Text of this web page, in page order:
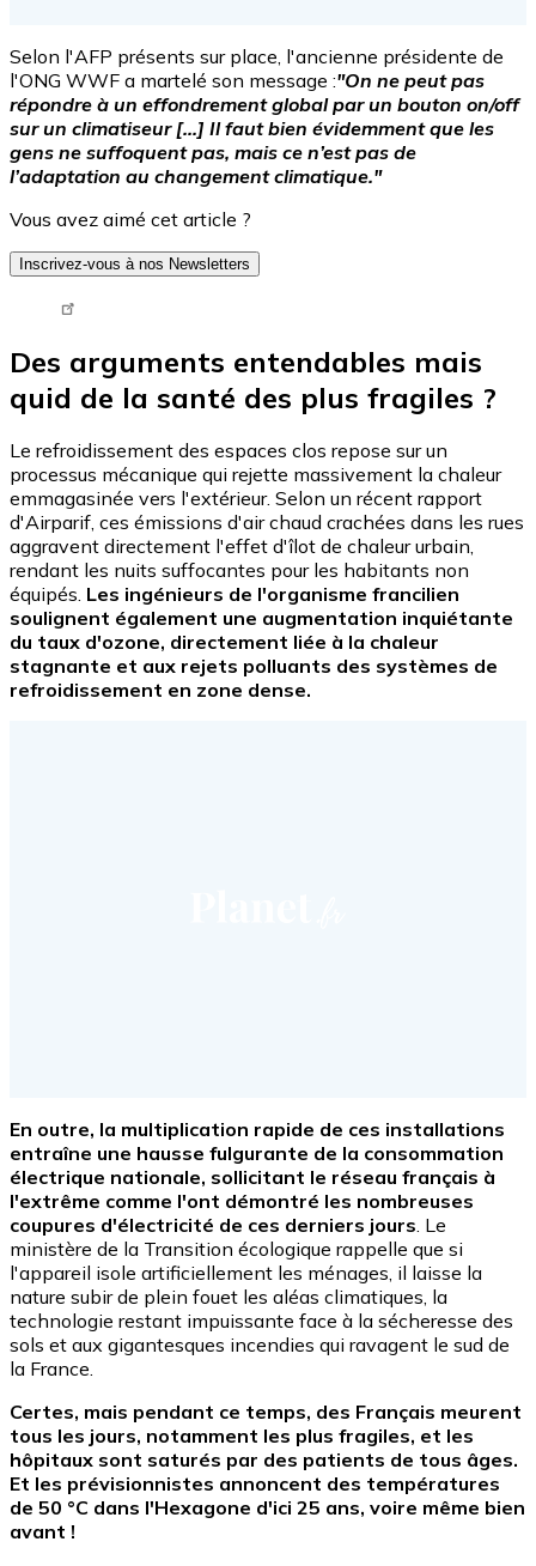
Selon l'AFP présents sur place, l'ancienne présidente de
l'ONG WWF a martelé son message :"On ne peut pas
répondre à un effondrement global par un bouton on/off
sur un climatiseur [...] Il faut bien évidemment que les
gens ne suffoquent pas, mais ce n’est pas de
l’adaptation au changement climatique."
Vous avez aimé cet article ?
Inscrivez-vous à nos Newsletters
Tweet URL
Des arguments entendables mais
quid de la santé des plus fragiles ?
Le refroidissement des espaces clos repose sur un
processus mécanique qui rejette massivement la chaleur
emmagasinée vers l'extérieur. Selon un récent rapport
d'Airparif, ces émissions d'air chaud crachées dans les rues
aggravent directement l'effet d'îlot de chaleur urbain,
rendant les nuits suffocantes pour les habitants non
équipés. Les ingénieurs de l'organisme francilien
soulignent également une augmentation inquiétante
du taux d'ozone, directement liée à la chaleur
stagnante et aux rejets polluants des systèmes de
refroidissement en zone dense.
En outre, la multiplication rapide de ces installations
entraîne une hausse fulgurante de la consommation
électrique nationale, sollicitant le réseau français à
l'extrême comme l'ont démontré les nombreuses
coupures d'électricité de ces derniers jours. Le
ministère de la Transition écologique rappelle que si
l'appareil isole artificiellement les ménages, il laisse la
nature subir de plein fouet les aléas climatiques, la
technologie restant impuissante face à la sécheresse des
sols et aux gigantesques incendies qui ravagent le sud de
la France.
Certes, mais pendant ce temps, des Français meurent
tous les jours, notamment les plus fragiles, et les
hôpitaux sont saturés par des patients de tous âges.
Et les prévisionnistes annoncent des températures
de 50 °C dans l'Hexagone d'ici 25 ans, voire même bien
avant !